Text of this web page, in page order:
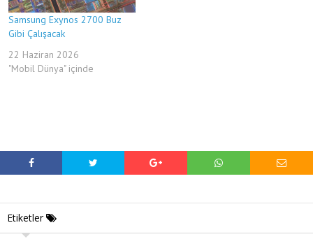
Samsung Exynos 2700 Buz
Gibi Çalışacak
22 Haziran 2026
"Mobil Dünya" içinde
Etiketler